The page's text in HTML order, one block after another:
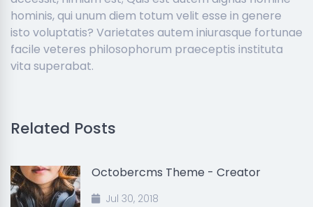
hominis, qui unum diem totum velit esse in genere
isto voluptatis? Varietates autem iniurasque fortunae
facile veteres philosophorum praeceptis instituta
vita superabat.
Related Posts
Octobercms Theme - Creator
Jul 30, 2018